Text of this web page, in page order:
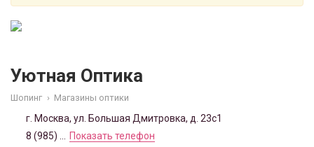
Уютная Оптика
Шопинг › Магазины оптики
г. Москва, ул. Большая Дмитровка, д. 23с1
8 (985) ...
Показать телефон